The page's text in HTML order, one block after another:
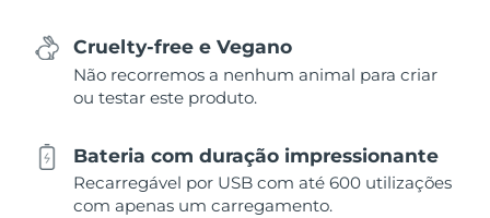
Cruelty-free e Vegano
Não recorremos a nenhum animal para criar
ou testar este produto.
Bateria com duração impressionante
Recarregável por USB com até 600 utilizações
com apenas um carregamento.